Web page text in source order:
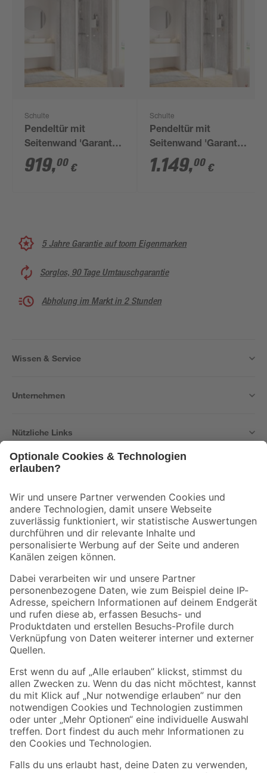
Schulte
Pendeltür mit
Seitenwand 'Garant
2.0' Alu-Naturfarben
für
919,00 €
Schulte
Pendeltür mit
Seitenwand 'Garant
2.0' Chromoptik für
Duschwanneneinbaumaß
1.149,00 €
5 Jahre Garantie auf toom Eigenmarken
Sorglos, 90 Tage Umtauschgarantie
Abholung im Markt in 2 Stunden
Wissen & Service
Unternehmen
Nützliche Links
Der toom Newsletter: Keine Angebote und Aktionen mehr verpassen!
Zur Newsletter Anmeldung
Folge uns
Zahlungsarten Versandarten
Sicher einkaufen
Jetzt die toom-App herunterladen